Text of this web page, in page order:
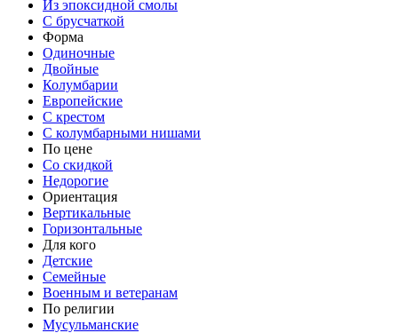
Из эпоксидной смолы
С брусчаткой
Форма
Одиночные
Двойные
Колумбарии
Европейские
С крестом
С колумбарными нишами
По цене
Со скидкой
Недорогие
Ориентация
Вертикальные
Горизонтальные
Для кого
Детские
Семейные
Военным и ветеранам
По религии
Мусульманские